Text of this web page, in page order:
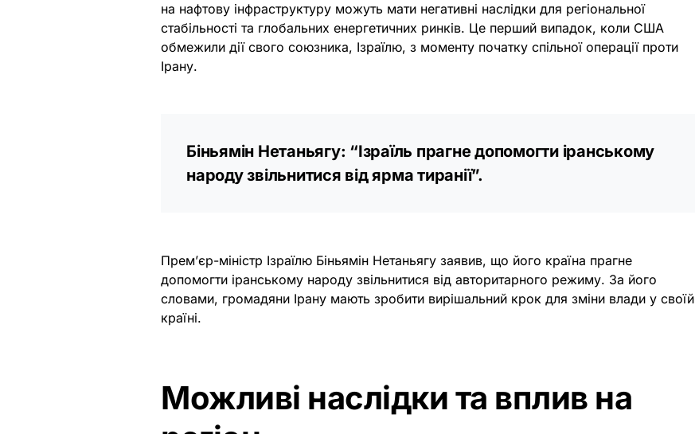
на нафтову інфраструктуру можуть мати негативні наслідки для регіональної
стабільності та глобальних енергетичних ринків. Це перший випадок, коли США
обмежили дії свого союзника, Ізраїлю, з моменту початку спільної операції проти
Ірану.
Біньямін Нетаньягу: “Ізраїль прагне допомогти іранському
народу звільнитися від ярма тиранії”.
Прем’єр-міністр Ізраїлю Біньямін Нетаньягу заявив, що його країна прагне
допомогти іранському народу звільнитися від авторитарного режиму. За його
словами, громадяни Ірану мають зробити вирішальний крок для зміни влади у своїй
країні.
Можливі наслідки та вплив на